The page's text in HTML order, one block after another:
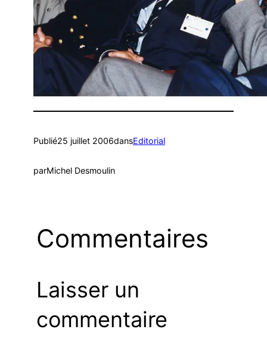
Publié25 juillet 2006dansEditorial
parMichel Desmoulin
Commentaires
Laisser un
commentaire